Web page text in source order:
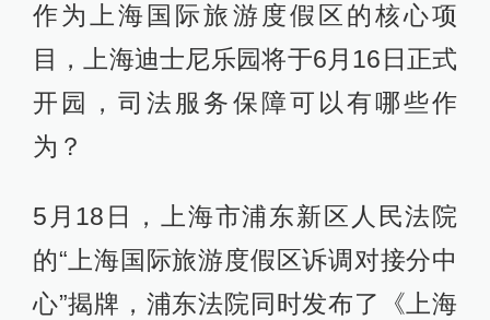
作为上海国际旅游度假区的核心项
目，上海迪士尼乐园将于6月16日正式
开园，司法服务保障可以有哪些作
为？
5月18日，上海市浦东新区人民法院
的“上海国际旅游度假区诉调对接分中
心”揭牌，浦东法院同时发布了《上海